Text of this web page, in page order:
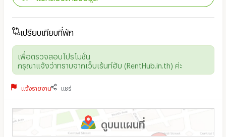
เปรียบเทียบที่พัก
เพื่อตรวจสอบโปรโมชั่น
กรุณาแจ้งว่าทราบจากเว็บเร้นท์ฮับ (RentHub.in.th) ค่ะ
แจ้งรายงาน แชร์
ดูบนแผนที่